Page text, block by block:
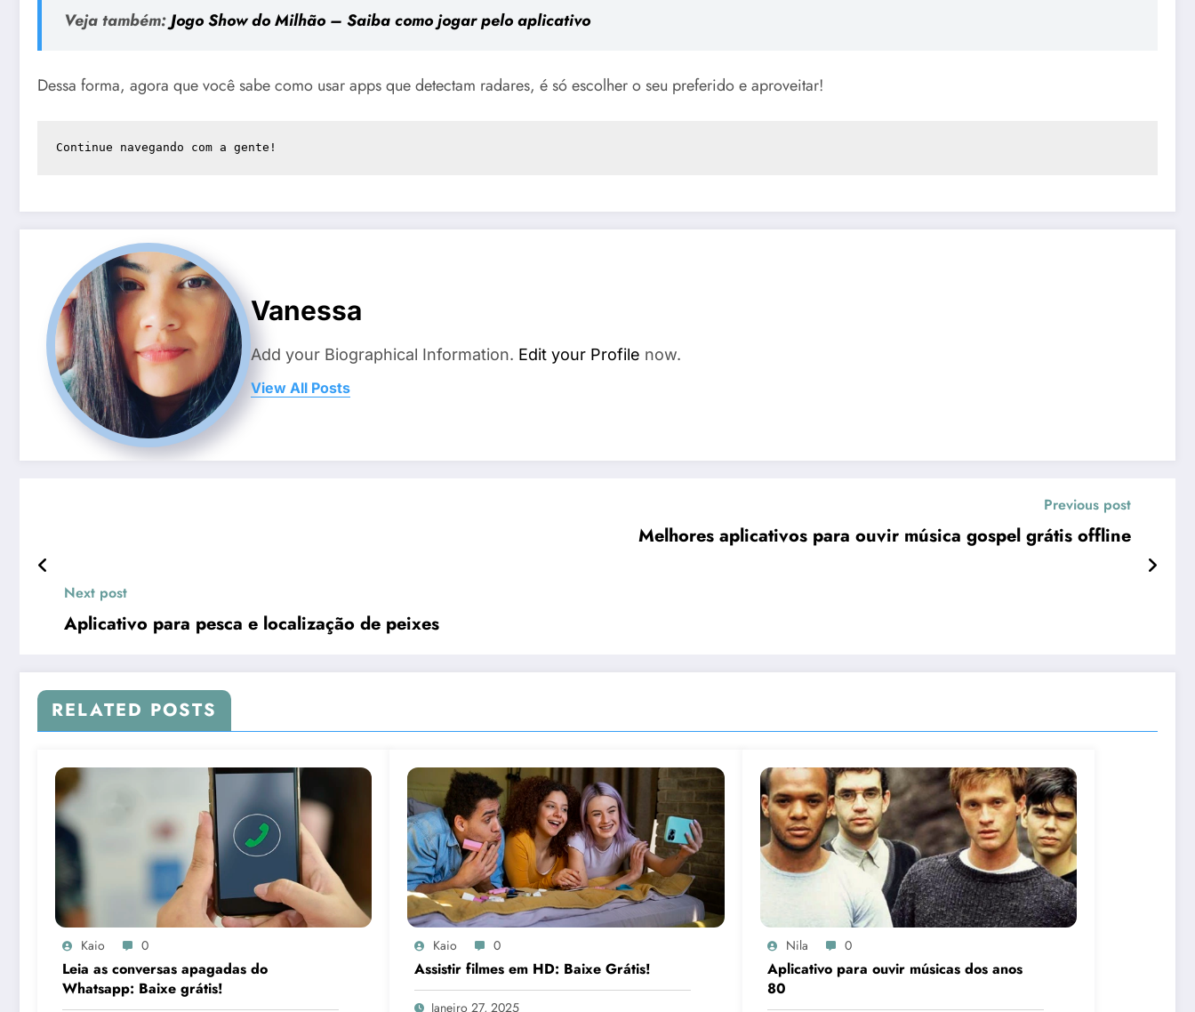
Veja também:Jogo Show do Milhão – Saiba como jogar pelo aplicativo
Dessa forma, agora que você sabe como usar apps que detectam radares, é só escolher o seu preferido e aproveitar!
Continue navegando com a gente!
Vanessa
Add your Biographical Information. Edit your Profile now.
View All Posts
Previous post
Melhores aplicativos para ouvir música gospel grátis offline
Next post
Aplicativo para pesca e localização de peixes
RELATED POSTS
Kaio 0
Leia as conversas apagadas do
Whatsapp: Baixe grátis!
Kaio 0
Assistir filmes em HD: Baixe Grátis!
Janeiro 27, 2025
Nila 0
Aplicativo para ouvir músicas dos anos
80